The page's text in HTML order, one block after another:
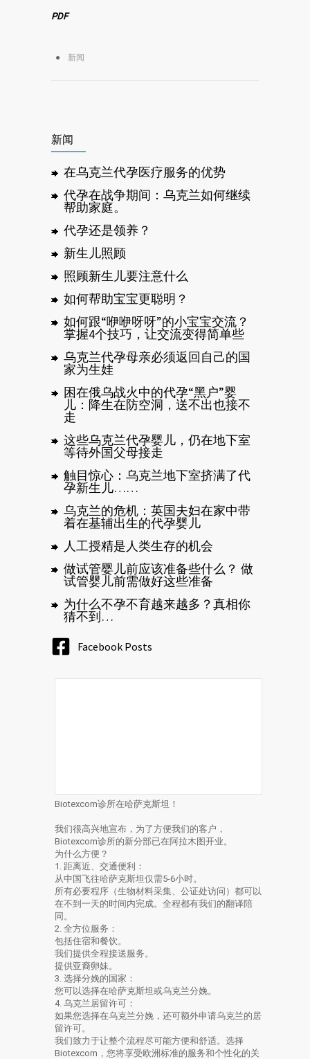
PDF
新闻
新闻
在乌克兰代孕医疗服务的优势
代孕在战争期间：乌克兰如何继续
帮助家庭。
代孕还是领养？
新生儿照顾
照顾新生儿要注意什么
如何帮助宝宝更聪明？
如何跟“咿咿呀呀”的小宝宝交流？
掌握4个技巧，让交流变得简单些
乌克兰代孕母亲必须返回自己的国
家为生娃
困在俄乌战火中的代孕“黑户”婴
儿：降生在防空洞，送不出也接不
走
这些乌克兰代孕婴儿，仍在地下室
等待外国父母接走
触目惊心：乌克兰地下室挤满了代
孕新生儿……
乌克兰的危机：英国夫妇在家中带
着在基辅出生的代孕婴儿
人工授精是人类生存的机会
做试管婴儿前应该准备些什么？ 做
试管婴儿前需做好这些准备
为什么不孕不育越来越多？真相你
猜不到…
Facebook Posts
Biotexcom诊所在哈萨克斯坦！
我们很高兴地宣布，为了方便我们的客户，
Biotexcom诊所的新分部已在阿拉木图开业。
为什么方便？
1. 距离近、交通便利：
从中国飞往哈萨克斯坦仅需5-6小时。
所有必要程序（生物材料采集、公证处访问）都可以
在不到一天的时间内完成。全程都有我们的翻译陪
同。
2. 全方位服务：
包括住宿和餐饮。
我们提供全程接送服务。
提供亚裔卵妹。
3. 选择分娩的国家：
您可以选择在哈萨克斯坦或乌克兰分娩。
4. 乌克兰居留许可：
如果您选择在乌克兰分娩，还可额外申请乌克兰的居
留许可。
我们致力于让整个流程尽可能方便和舒适。选择
Biotexcom，您将享受欧洲标准的服务和个性化的关